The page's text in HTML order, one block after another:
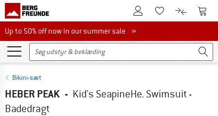
Til kundekontoenTil huskesedlen.
Til Til
Up to 50% off now in our summer sale
Up to 50% off now in our summer sale »
Bikini-sæt
HEBER PEAK - Kid's SeapineHe. Swimsuit -
Badedragt